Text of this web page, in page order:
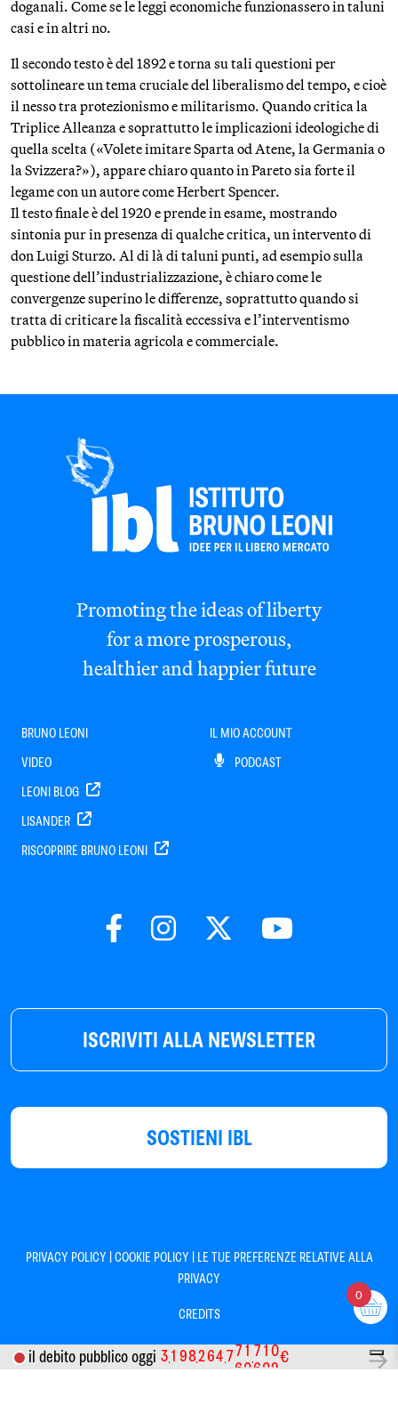
doganali. Come se le leggi economiche funzionassero in taluni
casi e in altri no.
Il secondo testo è del 1892 e torna su tali questioni per
sottolineare un tema cruciale del liberalismo del tempo, e cioè
il nesso tra protezionismo e militarismo. Quando critica la
Triplice Alleanza e soprattutto le implicazioni ideologiche di
quella scelta («Volete imitare Sparta od Atene, la Germania o
la Svizzera?»), appare chiaro quanto in Pareto sia forte il
legame con un autore come Herbert Spencer.
Il testo finale è del 1920 e prende in esame, mostrando
sintonia pur in presenza di qualche critica, un intervento di
don Luigi Sturzo. Al di là di taluni punti, ad esempio sulla
questione dell’industrializzazione, è chiaro come le
convergenze superino le differenze, soprattutto quando si
tratta di criticare la fiscalità eccessiva e l’interventismo
pubblico in materia agricola e commerciale.
ISCRIVITI ALLA NEWSLETTER
SOSTIENI IBL
Promoting the ideas of liberty
for a more prosperous,
healthier and happier future
BRUNO LEONI
VIDEO
LEONI BLOG
LISANDER
RISCOPRIRE BRUNO LEONI
IL MIO ACCOUNT
PODCAST
PRIVACY POLICY |COOKIE POLICY | LE TUE PREFERENZE RELATIVE ALLA
PRIVACY
CREDITS
il debito pubblico oggi 31 98264771 710€
0